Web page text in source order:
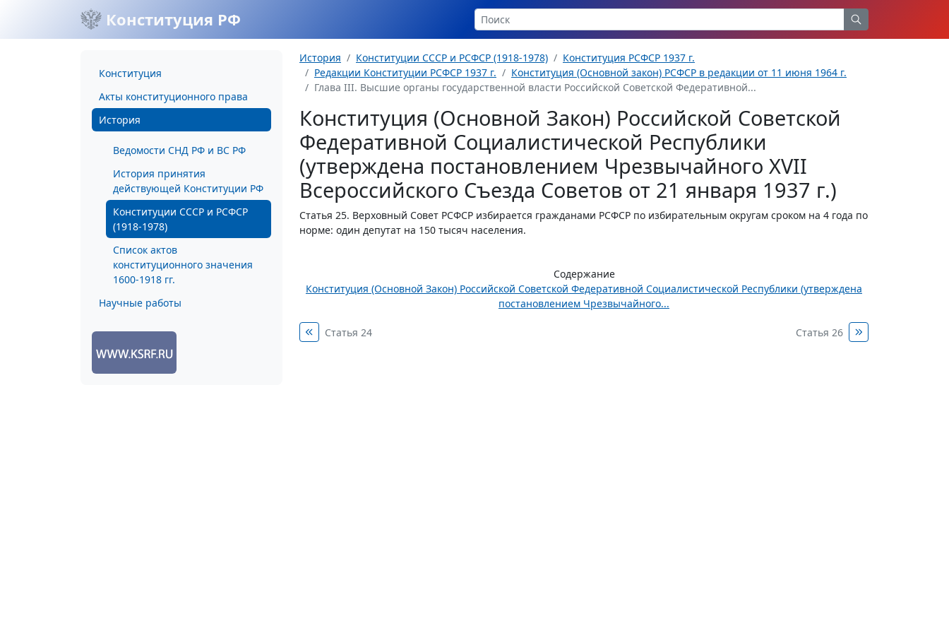
Конституция РФ
Конституция
Акты конституционного права
История
Ведомости СНД РФ и ВС РФ
История принятия
действующей Конституции РФ
Конституции СССР и РСФСР
(1918-1978)
Список актов
конституционного значения
1600-1918 гг.
Научные работы
История Конституции СССР и РСФСР (1918-1978)
Конституция РСФСР 1937 г.
Редакции Конституции РСФСР 1937 г.
Конституция (Основной закон) РСФСР в редакции от 11 июня 1964 г.
Глава III. Высшие органы государственной власти Российской Советской Федеративной...
Конституция (Основной Закон) Российской Советской
Федеративной Социалистической Республики
(утверждена постановлением Чрезвычайного XVII
Всероссийского Съезда Советов от 21 января 1937 г.)
Статья 25. Верховный Совет РСФСР избирается гражданами РСФСР по избирательным округам сроком на 4 года по
норме: один депутат на 150 тысяч населения.
Содержание
Конституция (Основной Закон) Российской Советской Федеративной Социалистической Республики (утверждена
постановлением Чрезвычайного...
Статья 24 Статья 26